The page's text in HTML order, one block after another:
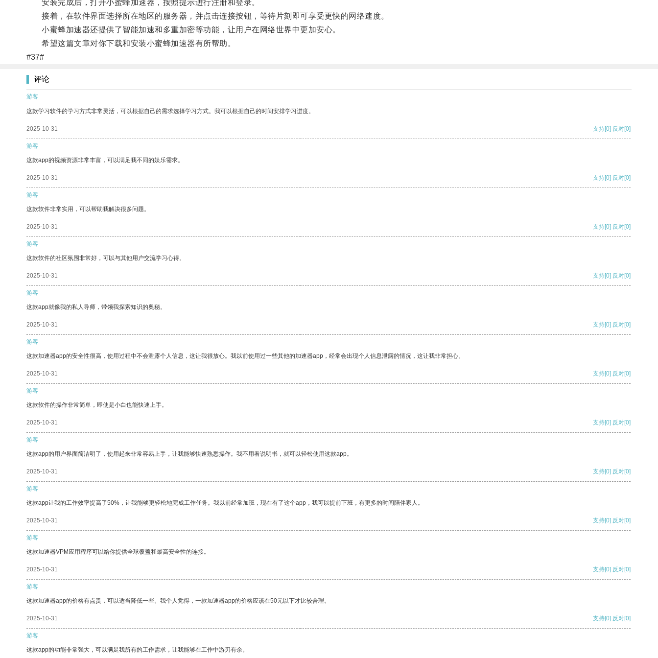
安装完成后，打开小蜜蜂加速器，按照提示进行注册和登录。
接着，在软件界面选择所在地区的服务器，并点击连接按钮，等待片刻即可享受更快的网络速度。
小蜜蜂加速器还提供了智能加速和多重加密等功能，让用户在网络世界中更加安心。
希望这篇文章对你下载和安装小蜜蜂加速器有所帮助。
#37#
评论
游客
这款学习软件的学习方式非常灵活，可以根据自己的需求选择学习方式。我可以根据自己的时间安排学习进度。
2025-10-31 支持[0] 反对[0]
游客
这款app的视频资源非常丰富，可以满足我不同的娱乐需求。
2025-10-31 支持[0] 反对[0]
游客
这款软件非常实用，可以帮助我解决很多问题。
2025-10-31 支持[0] 反对[0]
游客
这款软件的社区氛围非常好，可以与其他用户交流学习心得。
2025-10-31 支持[0] 反对[0]
游客
这款app就像我的私人导师，带领我探索知识的奥秘。
2025-10-31 支持[0] 反对[0]
游客
这款加速器app的安全性很高，使用过程中不会泄露个人信息，这让我很放心。我以前使用过一些其他的加速器app，经常会出现个人信息泄露的情况，这让我非常担心。
2025-10-31 支持[0] 反对[0]
游客
这款软件的操作非常简单，即使是小白也能快速上手。
2025-10-31 支持[0] 反对[0]
游客
这款app的用户界面简洁明了，使用起来非常容易上手，让我能够快速熟悉操作。我不用看说明书，就可以轻松使用这款app。
2025-10-31 支持[0] 反对[0]
游客
这款app让我的工作效率提高了50%，让我能够更轻松地完成工作任务。我以前经常加班，现在有了这个app，我可以提前下班，有更多的时间陪伴家人。
2025-10-31 支持[0] 反对[0]
游客
这款加速器VPM应用程序可以给你提供全球覆盖和最高安全性的连接。
2025-10-31 支持[0] 反对[0]
游客
这款加速器app的价格有点贵，可以适当降低一些。我个人觉得，一款加速器app的价格应该在50元以下才比较合理。
2025-10-31 支持[0] 反对[0]
游客
这款app的功能非常强大，可以满足我所有的工作需求，让我能够在工作中游刃有余。